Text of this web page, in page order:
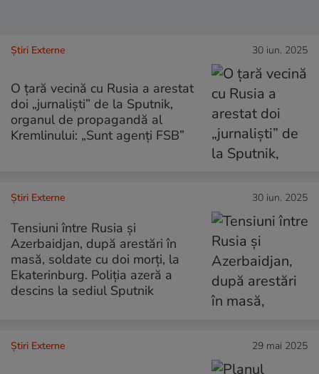
Știri Externe 30 iun. 2025
O țară vecină cu Rusia a arestat
doi „jurnaliști” de la Sputnik,
organul de propagandă al
Kremlinului: „Sunt agenți FSB”
Știri Externe 30 iun. 2025
Tensiuni între Rusia și
Azerbaidjan, după arestări în
masă, soldate cu doi morți, la
Ekaterinburg. Poliția azeră a
descins la sediul Sputnik
Știri Externe 29 mai 2025